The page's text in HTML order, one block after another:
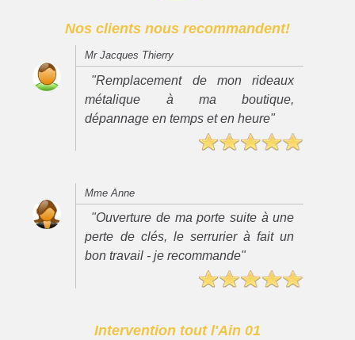
Nos clients nous recommandent!
Mr Jacques Thierry
"Remplacement de mon rideaux
métalique à ma boutique,
dépannage en temps et en heure"
Mme Anne
"Ouverture de ma porte suite à une
perte de clés, le serrurier à fait un
bon travail - je recommande"
Intervention tout l'Ain 01